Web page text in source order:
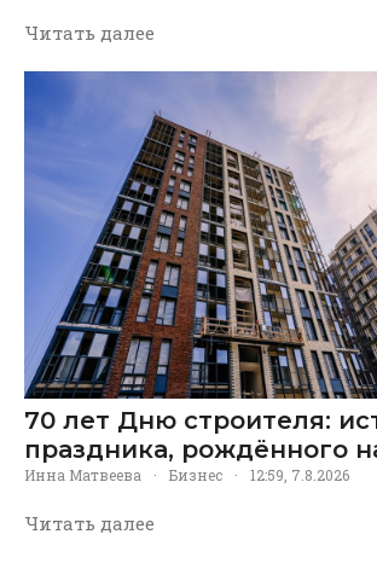
Читать далее
70 лет Дню строителя:
праздника, рождённого
Инна Матвеева · Бизнес · 12:59, 7.8.2026
Читать далее